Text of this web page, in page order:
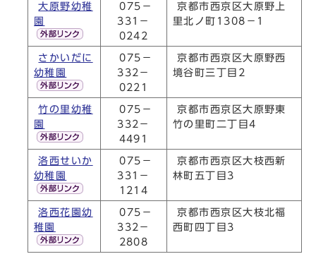
大原野幼稚
園
075－
331－
0242
京都市西京区大原野上
里北ノ町1308－1
さかいだに
幼稚園
075－
332－
0221
京都市西京区大原野西
境谷町三丁目2
竹の里幼稚
園
075－
332－
4491
京都市西京区大原野東
竹の里町二丁目4
洛西せいか
幼稚園
075－
331－
1214
京都市西京区大枝西新
林町五丁目3
洛西花園幼
稚園
075－
332－
2808
京都市西京区大枝北福
西町四丁目3